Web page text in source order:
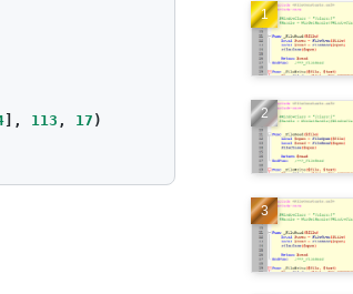
], 113 , 17 )